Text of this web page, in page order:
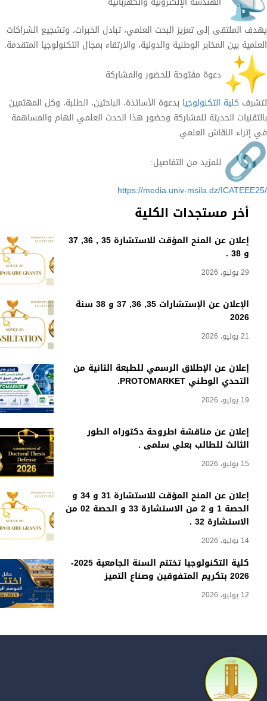
أخر مستجدات الكلية
إعلان عن المنح المؤقت للاستشارة 35 , 36, 37
و 38 .
29 يوليو، 2026
الإعلان عن الإستشارات 35, 36, 37 و 38 سنة
2026
21 يوليو، 2026
إعلان عن الإطلاق الرسمي للطبعة الثانية من
التحدي الوطني PROTOMARKET.
19 يوليو، 2026
إعلان عن مناقشة أطروحة دكتوراه الطور
الثالث للطالب بعلي سلمى .
15 يوليو، 2026
إعلان عن المنح المؤقت للاستشارة 31 و 34 و
الحصة 1 و 2 من الاستشارة 33 و الحصة 02 من
الاستشارة 32 .
14 يوليو، 2026
كلية التكنولوجيا تختتم السنة الجامعية 2025-
2026 بتكريم المتفوقين وصناع التميز
12 يوليو، 2026
يهدف الملتقى إلى تعزيز البحث العلمي، تبادل الخبرات، وتشجيع الشراكات
العلمية بين المخابر الوطنية والدولية، والارتقاء بمجال التكنولوجيا المتقدمة.
دعوة مفتوحة للحضور والمشاركة
تتشرف كلية التكنولوجيا بدعوة الأساتذة، الباحثين، الطلبة، وكل المهتمين
بالتقنيات الحديثة للمشاركة وحضور هذا الحدث العلمي الهام والمساهمة
في إثراء النقاش العلمي.
للمزيد من التفاصيل:
https://media.univ-msila.dz/ICATEEE25/